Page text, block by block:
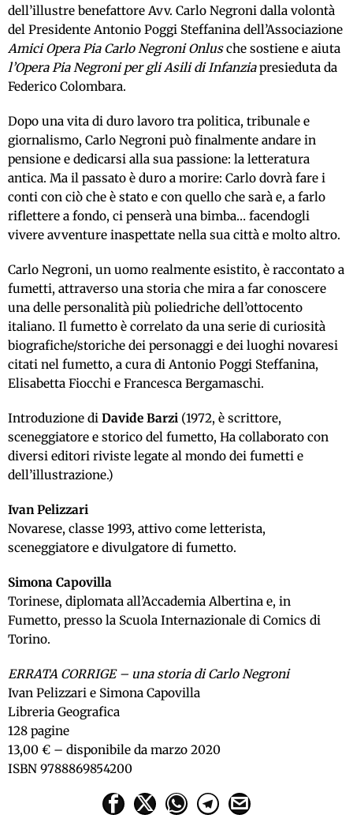
dell’illustre benefattore Avv. Carlo Negroni dalla volontà
del Presidente Antonio Poggi Steffanina dell’Associazione
Amici Opera Pia Carlo Negroni Onlusche sostiene e aiuta
l’Opera Pia Negroni per gli Asili di Infanziapresieduta da
Federico Colombara.
Dopo una vita di duro lavoro tra politica, tribunale e
giornalismo, Carlo Negroni può finalmente andare in
pensione e dedicarsi alla sua passione: la letteratura
antica. Ma il passato è duro a morire: Carlo dovrà fare i
conti con ciò che è stato e con quello che sarà e, a farlo
riflettere a fondo, ci penserà una bimba… facendogli
vivere avventure inaspettate nella sua città e molto altro.
Carlo Negroni, un uomo realmente esistito, è raccontato a
fumetti, attraverso una storia che mira a far conoscere
una delle personalità più poliedriche dell’ottocento
italiano. Il fumetto è correlato da una serie di curiosità
biografiche/storiche dei personaggi e dei luoghi novaresi
citati nel fumetto, a cura di Antonio Poggi Steffanina,
Elisabetta Fiocchi e Francesca Bergamaschi.
Introduzione di Davide Barzi (1972, è scrittore,
sceneggiatore e storico del fumetto, Ha collaborato con
diversi editori riviste legate al mondo dei fumetti e
dell’illustrazione.)
Ivan Pelizzari
Novarese, classe 1993, attivo come letterista,
sceneggiatore e divulgatore di fumetto.
Simona Capovilla
Torinese, diplomata all’Accademia Albertina e, in
Fumetto, presso la Scuola Internazionale di Comics di
Torino.
ERRATA CORRIGE – una storia di Carlo Negroni
Ivan Pelizzari e Simona Capovilla
Libreria Geografica
128 pagine
13,00 € – disponibile da marzo 2020
ISBN 9788869854200